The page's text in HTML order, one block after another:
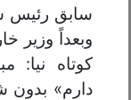
سابق رئیس
وبعداً وزیر
کوتاه نیا:
دارم» بدون